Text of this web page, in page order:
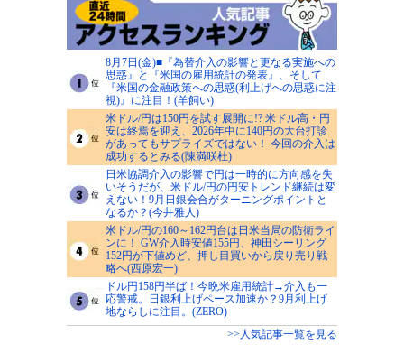
8月7日(金)■『為替介入の影響と更なる実施への
思惑』と『米国の雇用統計の発表』、そして
『米国の金融政策への思惑(利上げへの思惑に注
視)』に注目！(羊飼い)
米ドル/円は150円を試す展開に!? 米ドル高・円
安は終焉を迎え、2026年中に140円の大台打診
があってもサプライズではない！ 今回の介入は
成功するとみる(陳満咲杜)
日米協調介入の影響で円は一時的に方向感を失
いそうだが、米ドル/円の円安トレンド継続は変
えない！9月日銀会合がターニングポイントと
なるか？(今井雅人)
米ドル/円の160～162円台は日米当局の防衛ライ
ンに！ GW介入時安値155円、神田シーリング
152円が下値めど、押し目買いから戻り売り戦
略へ(西原宏一)
ドル円158円半ば！今晩米雇用統計→介入も一
応警戒。日銀利上げペース加速か？9月利上げ
地ならしに注目。(ZERO)
>>人気記事一覧を見る